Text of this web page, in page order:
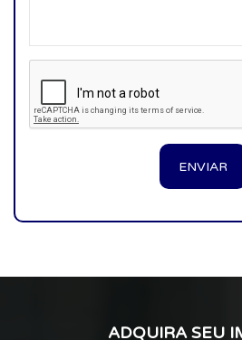
ENVIAR
ADQUIRA SEU